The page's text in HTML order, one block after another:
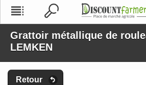
Grattoir métallique de
LEMKEN
Retour